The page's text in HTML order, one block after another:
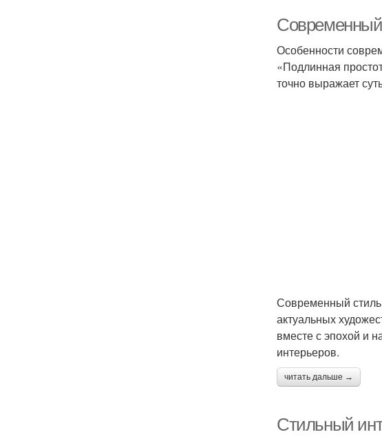
Особенности
«Подлинная
точно выражает
Современный стиль
актуальных
вместе с эпохой и
интерьеров.
читать дальше →
Стильный